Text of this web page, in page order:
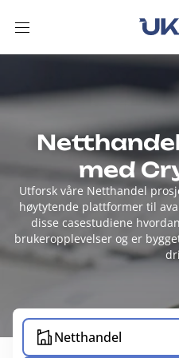
med
Utforsk våre Netthandel
høytytende plattformer til
disse casestudiene
brukeropplevelser og er
Netthandel